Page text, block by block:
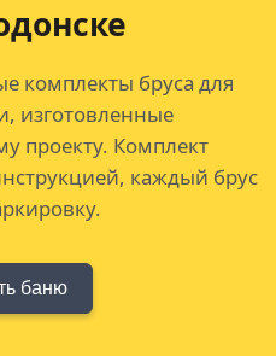
комплекты бруса для
изготовленные
проекту. Комплект
каждый брус
баню